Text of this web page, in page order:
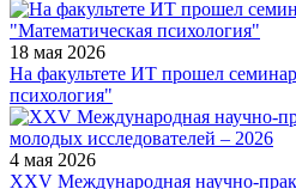
18 мая 2026
На факультете ИТ прошел
психология"
4 мая 2026
XXV Международная научно-